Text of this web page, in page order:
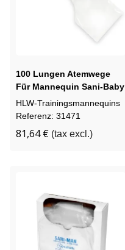
100 Lungen Atemwege
Für Mannequin Sani-Baby
HLW-Trainingsmannequins
Referenz: 31471
81,64 € (tax excl.)